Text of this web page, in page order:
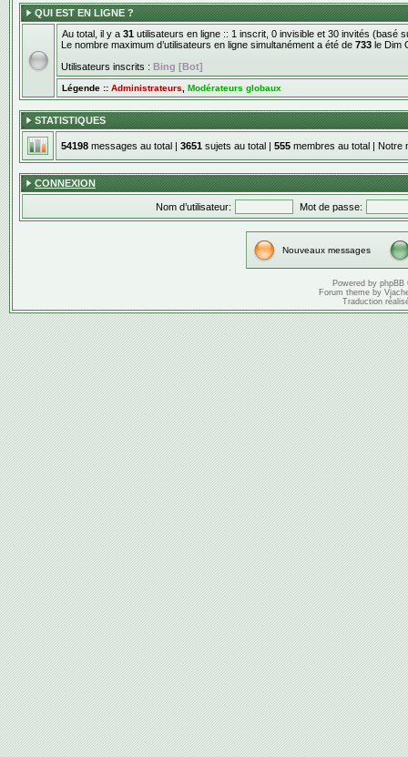
QUI EST EN LIGNE ?
Au total, il y a 31 utilisateurs en ligne :: 1 inscrit, 0 invisible et 30 invités (basé
Le nombre maximum d’utilisateurs en ligne simultanément a été de 733 le Dim
Utilisateurs inscrits : Bing [Bot]
Légende :: Administrateurs Modérateurs globaux
STATISTIQUES
54198 messages au total | 3651 sujets au total | 555 membres au total |
CONNEXION
Nom d’utilisateur: Mot de passe:
Nouveaux messages
Powered by phpBB
Forum theme by
Traduction